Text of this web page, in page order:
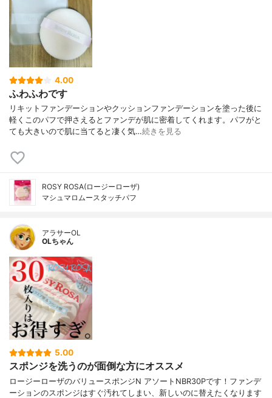
4.00
ふわふわです
リキットファンデーションやクッションファンデーションを塗った後に
軽くこのパフで押さえるとファンデが肌に密着してくれます。パフがと
ても大きいので肌に当てると凄く気…続きを見る
ROSY ROSA(ロージーローザ)
マシュマロムースタッチパフ
アラサーOL
OLちゃん
5.00
スポンジを洗うのが面倒な方にオススメ
ロージーローザのバリュースポンジN アソートNBR30Pです！ファンデ
ーションのスポンジはすぐ汚れてしまい、新しいのに替えたくなります